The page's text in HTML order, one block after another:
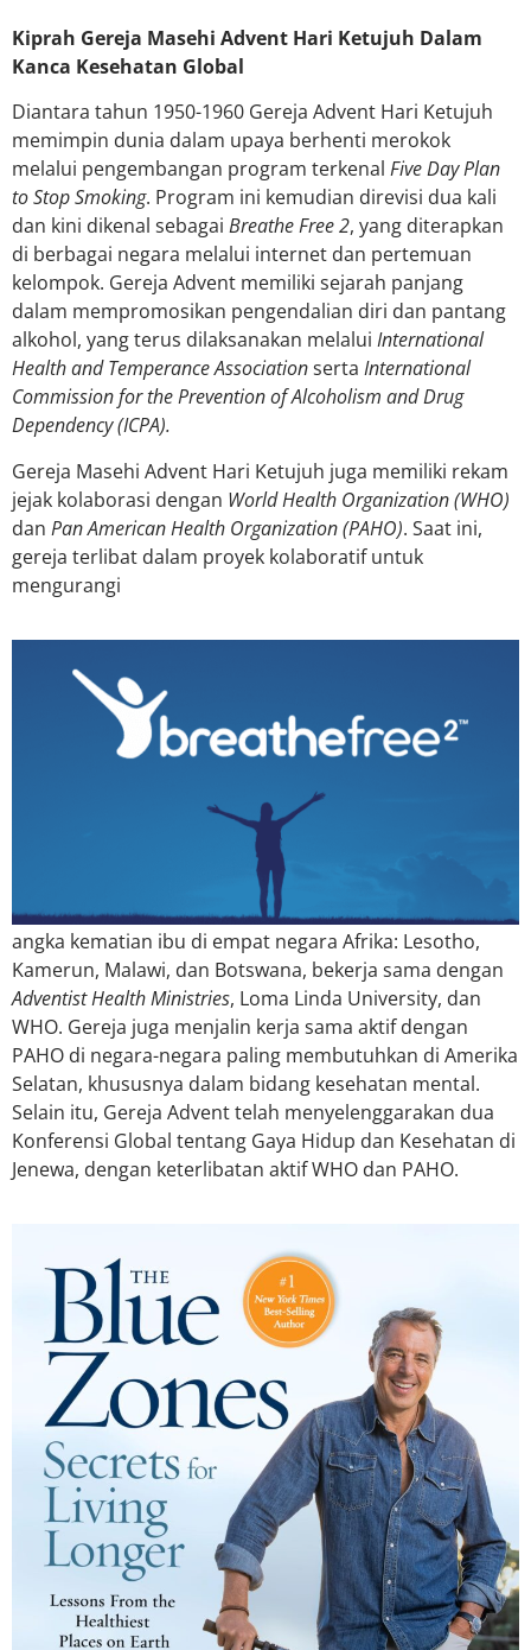
Kiprah Gereja Masehi Advent Hari Ketujuh Dalam
Kanca Kesehatan Global
Diantara tahun 1950-1960 Gereja Advent Hari Ketujuh
memimpin dunia dalam upaya berhenti merokok
melalui pengembangan program terkenal Five Day Plan
to Stop Smoking. Program ini kemudian direvisi dua kali
dan kini dikenal sebagai Breathe Free 2, yang diterapkan
di berbagai negara melalui internet dan pertemuan
kelompok. Gereja Advent memiliki sejarah panjang
dalam mempromosikan pengendalian diri dan pantang
alkohol, yang terus dilaksanakan melalui International
Health and Temperance Associationserta International
Commission for the Prevention of Alcoholism and Drug
Dependency (ICPA).
Gereja Masehi Advent Hari Ketujuh juga memiliki rekam
jejak kolaborasi dengan World Health Organization (WHO)
dan Pan American Health Organization (PAHO). Saat ini,
gereja terlibat dalam proyek kolaboratif untuk
mengurangi
angka kematian ibu di empat negara Afrika: Lesotho,
Kamerun, Malawi, dan Botswana, bekerja sama dengan
Adventist Health Ministries, Loma Linda University, dan
WHO. Gereja juga menjalin kerja sama aktif dengan
PAHO di negara-negara paling membutuhkan di Amerika
Selatan, khususnya dalam bidang kesehatan mental.
Selain itu, Gereja Advent telah menyelenggarakan dua
Konferensi Global tentang Gaya Hidup dan Kesehatan di
Jenewa, dengan keterlibatan aktif WHO dan PAHO.